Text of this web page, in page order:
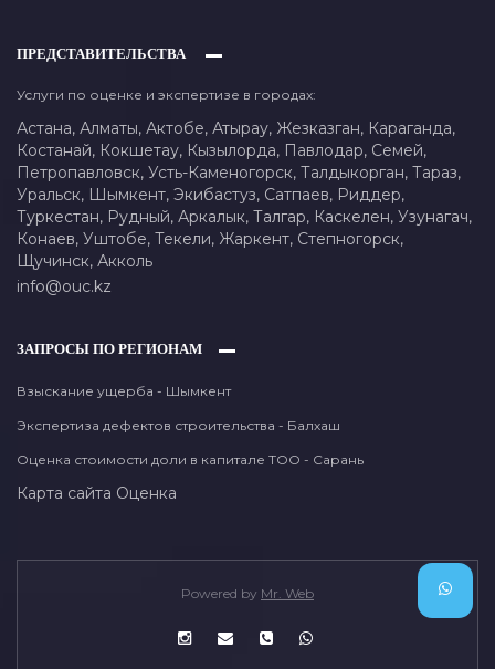
ПРЕДСТАВИТЕЛЬСТВА
Услуги по оценке и экспертизе в городах:
Астана, Алматы, Актобе, Атырау, Жезказган, Караганда,
Костанай, Кокшетау, Кызылорда, Павлодар, Семей,
Петропавловск, Усть-Каменогорск, Талдыкорган, Тараз,
Уральск, Шымкент, Экибастуз, Сатпаев, Риддер,
Туркестан, Рудный, Аркалык, Талгар, Каскелен, Узунагач,
Конаев, Уштобе, Текели, Жаркент, Степногорск,
Щучинск, Акколь
info@ouc.kz
ЗАПРОСЫ ПО РЕГИОНАМ
Взыскание ущерба - Шымкент
Экспертиза дефектов строительства - Балхаш
Оценка стоимости доли в капитале ТОО - Сарань
Карта сайта Оценка
Powered by Mr. Web